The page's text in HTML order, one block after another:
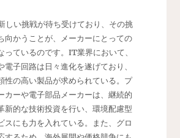
しい挑戦が待ち受けており、その挑
向かうことが、メーカーにとっての
っているのです。IT業界において、
電子回路は日々進化を遂げており、
性の高い製品が求められている。プ
カーや電子部品メーカーは、継続的
新的な技術投資を行い、環境配慮型
スにも力を入れている。また、グロ